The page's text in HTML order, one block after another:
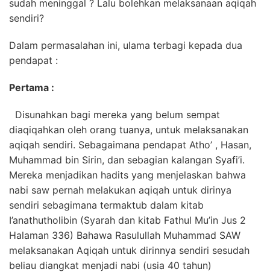
sudah meninggal ? Lalu bolehkan melaksanaan aqiqah
sendiri?
Dalam permasalahan ini, ulama terbagi kepada dua
pendapat :
Pertama :
Disunahkan bagi mereka yang belum sempat
diaqiqahkan oleh orang tuanya, untuk melaksanakan
aqiqah sendiri. Sebagaimana pendapat Atho’ , Hasan,
Muhammad bin Sirin, dan sebagian kalangan Syafi’i.
Mereka menjadikan hadits yang menjelaskan bahwa
nabi saw pernah melakukan aqiqah untuk dirinya
sendiri sebagimana termaktub dalam kitab
I’anathutholibin (Syarah dan kitab Fathul Mu’in Jus 2
Halaman 336) Bahawa Rasulullah Muhammad SAW
melaksanakan Aqiqah untuk dirinnya sendiri sesudah
beliau diangkat menjadi nabi (usia 40 tahun)